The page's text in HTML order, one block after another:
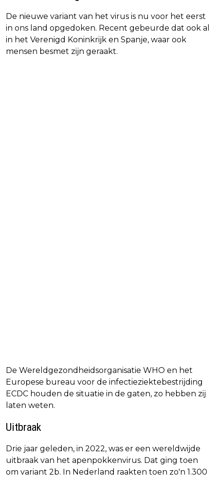
De nieuwe variant van het virus is nu voor het eerst
in ons land opgedoken. Recent gebeurde dat ook al
in het Verenigd Koninkrijk en Spanje, waar ook
mensen besmet zijn geraakt.
De Wereldgezondheidsorganisatie WHO en het
Europese bureau voor de infectieziektebestrijding
ECDC houden de situatie in de gaten, zo hebben zij
laten weten.
Uitbraak
Drie jaar geleden, in 2022, was er een wereldwijde
uitbraak van het apenpokkenvirus. Dat ging toen
om variant 2b. In Nederland raakten toen zo'n 1.300